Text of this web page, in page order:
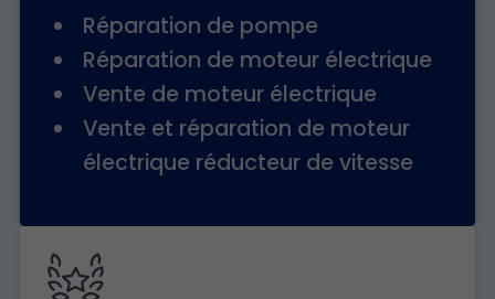
Réparation de pompe
Réparation de moteur électrique
Vente de moteur électrique
Vente et réparation de moteur
électrique réducteur de vitesse